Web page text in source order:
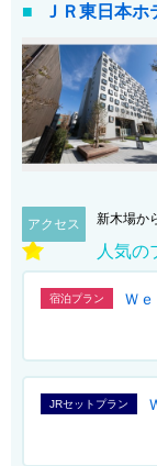
ＪＲ東日本
アクセス 新木場か
人気の
宿泊プラン Ｗ
JRセットプラン